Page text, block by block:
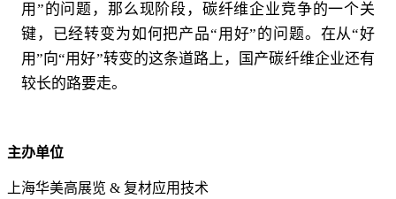
用”的问题，那么现阶段，碳纤维企业竞争的一个关
键，已经转变为如何把产品“用好”的问题。在从“好
用”向“用好”转变的这条道路上，国产碳纤维企业还有
较长的路要走。
主办单位
上海华美高展览 & 复材应用技术